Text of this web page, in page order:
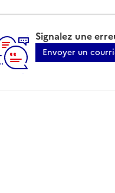
Signalez une
Envoyer un